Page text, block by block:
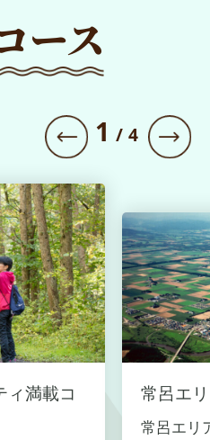
ース
ィ満載コ
常呂エ
常呂エリ
1 / 4